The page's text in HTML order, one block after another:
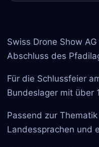
Swiss Drone Show
Abschluss des
Für die Schlussfeier
Bundeslager mit über
Passend zur
Landessprachen und